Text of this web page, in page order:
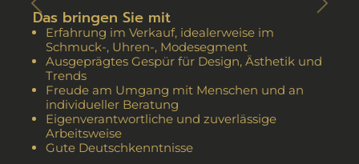
Das bringen Sie mit
Erfahrung im Verkauf, idealerweise im
Schmuck-, Uhren-, Modesegment
Ausgeprägtes Gespür für Design, Ästhetik und
Trends
Freude am Umgang mit Menschen und an
individueller Beratung
Eigenverantwortliche und zuverlässige
Arbeitsweise
Gute Deutschkenntnisse
Previous Next